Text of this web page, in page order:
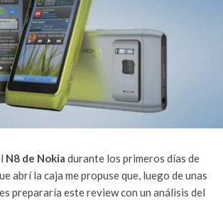
N8 de Nokia durante los primeros días de
abrí la caja me propuse que, luego de unas
prepararía este review con un análisis del